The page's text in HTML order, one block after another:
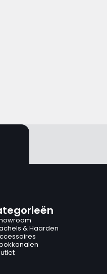
& Haarden